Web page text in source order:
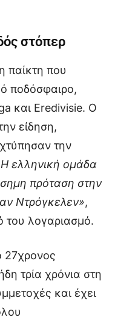
στόπερ
παίκτη που
ποδόσφαιρο,
και Eredivisie. Ο
είδηση,
χτύπησαν την
ελληνική ομάδα
πρόταση στην
Ντρόγκελεν»,
του λογαριασμό.
27χρονος
τρία χρόνια στη
και έχει